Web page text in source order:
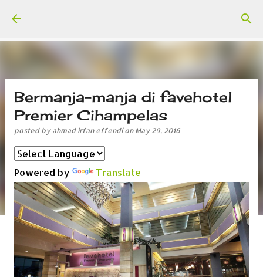
Bermanja-manja di favehotel
Premier Cihampelas
posted by ahmad irfan effendi on May 29, 2016
Powered by Translate